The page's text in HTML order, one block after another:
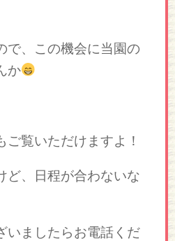
で、この機会に当園の
か
ご覧いただけますよ！
ど、日程が合わないな
いましたらお電話くだ